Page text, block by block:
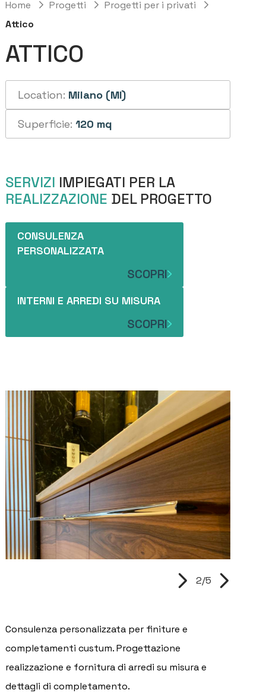
Home Progetti
Progetti per i privati
Attico
ATTICO
Location: Milano (MI)
Superficie: 120 mq
SERVIZI IMPIEGATI PER LA
REALIZZAZIONE DEL PROGETTO
CONSULENZA
PERSONALIZZATA
SCOPRI
INTERNI E ARREDI SU MISURA
SCOPRI
2/5
Consulenza personalizzata per finiture e
completamenti custum. Progettazione
realizzazione e fornitura di arredi su misura e
dettagli di completamento.